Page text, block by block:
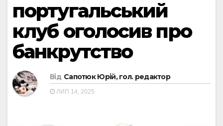
португальський
клуб оголосив про
банкрутство
Від Сапотюк Юрій, гол. редактор
ЛИП 14, 2025